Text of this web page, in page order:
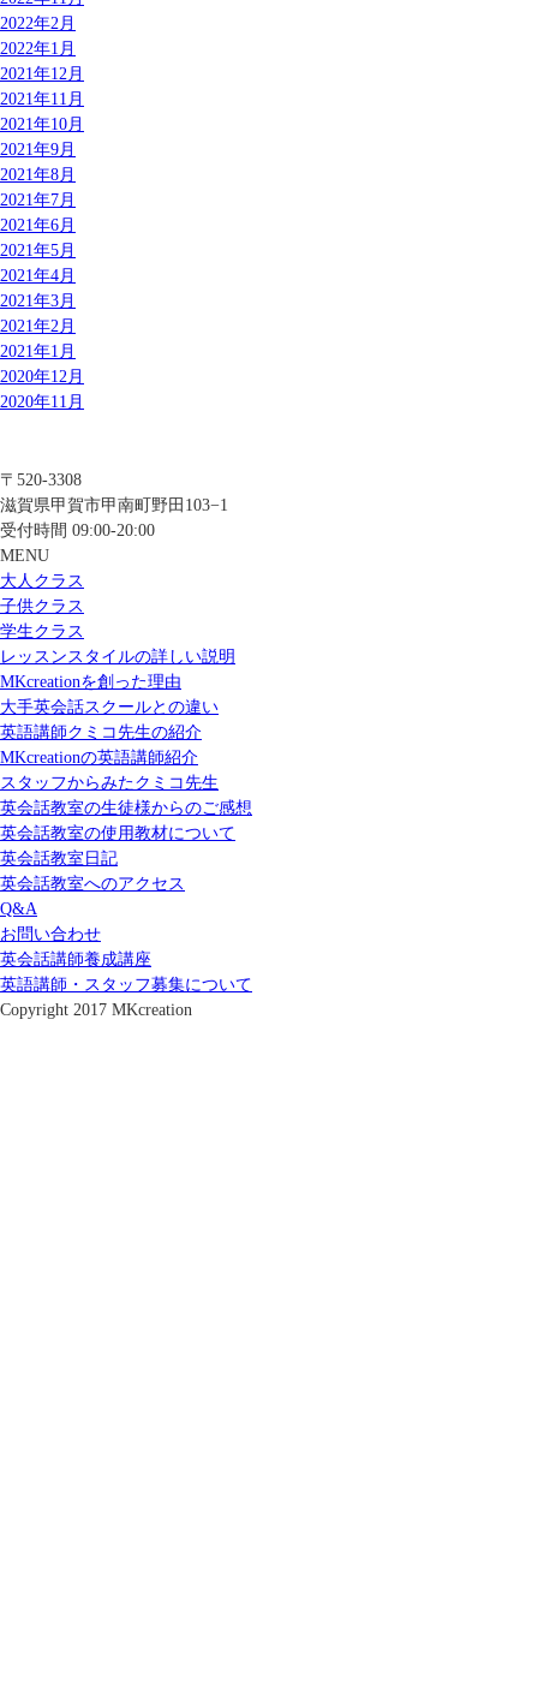
2022年2月
2022年1月
2021年12月
2021年11月
2021年10月
2021年9月
2021年8月
2021年7月
2021年6月
2021年5月
2021年4月
2021年3月
2021年2月
2021年1月
2020年12月
2020年11月
〒520-3308
滋賀県甲賀市甲南町野田103−1
受付時間 09:00-20:00
MENU
大人クラス
子供クラス
学生クラス
レッスンスタイルの詳しい説明
MKcreationを創った理由
大手英会話スクールとの違い
英語講師クミコ先生の紹介
MKcreationの英語講師紹介
スタッフからみたクミコ先生
英会話教室の生徒様からのご感想
英会話教室の使用教材について
英会話教室日記
英会話教室へのアクセス
Q&A
お問い合わせ
英会話講師養成講座
英語講師・スタッフ募集について
Copyright 2017 MKcreation